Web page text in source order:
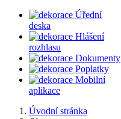
Úřední
deska
Hlášení
rozhlasu
Dokumenty
Poplatky
Mobilní
aplikace
Úvodní stránka